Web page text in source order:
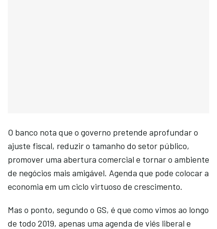
O banco nota que o governo pretende aprofundar o
ajuste fiscal, reduzir o tamanho do setor público,
promover uma abertura comercial e tornar o ambiente
de negócios mais amigável. Agenda que pode colocar a
economia em um ciclo virtuoso de crescimento.
Mas o ponto, segundo o GS, é que como vimos ao longo
de todo 2019, apenas uma agenda de viés liberal e